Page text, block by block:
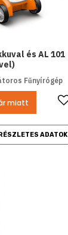
és AL 101
Fűnyírógép
miatt
RÉSZLETES ADATOK